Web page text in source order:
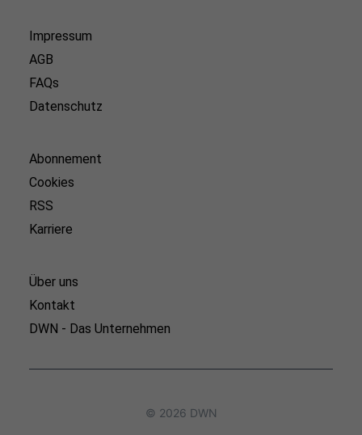
Impressum
AGB
FAQs
Datenschutz
Abonnement
Cookies
RSS
Karriere
Über uns
Kontakt
DWN - Das Unternehmen
© 2026 DWN